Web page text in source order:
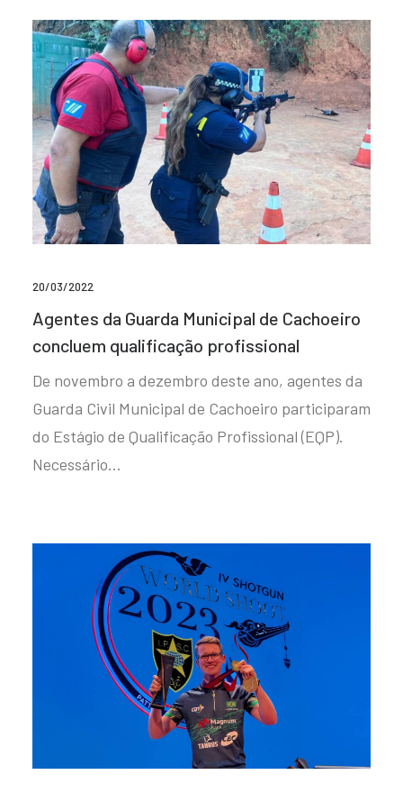
20/03/2022
Agentes da Guarda Municipal de Cachoeiro
concluem qualificação profissional
De novembro a dezembro deste ano, agentes da
Guarda Civil Municipal de Cachoeiro participaram
do Estágio de Qualificação Profissional (EQP).
Necessário…